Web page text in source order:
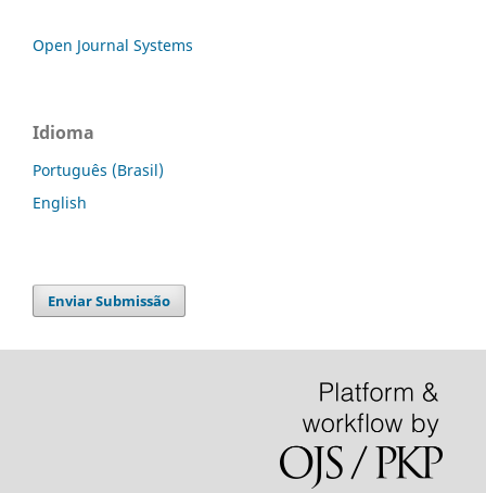
Open Journal Systems
Idioma
Português (Brasil)
English
Enviar Submissão